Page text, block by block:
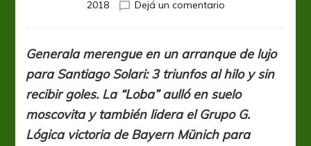
2018
Dejá un comentarioen
Real
Madrid
en
Plzen
Generala merengue en un arranque de lujo
para Santiago Solari: 3 triunfos al hilo y sin
recibir goles. La “Loba” aulló en suelo
moscovita y también lidera el Grupo G.
Lógica victoria de Bayern Münich para